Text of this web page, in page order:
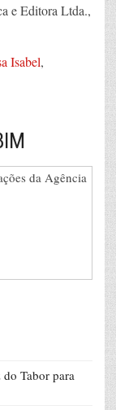
e Editora Ltda.,
Isabel,
da Agência
Tabor para